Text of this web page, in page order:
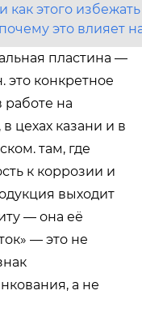
как этого избежать
это влияет
пластина —
это конкретное
на
цехах казани и в
там, где
к коррозии и
выходит
— она её
— это не
а не